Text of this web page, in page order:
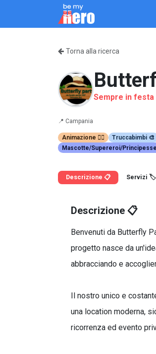
Passa al contenuto
Torna alla ricerca
Sempre in festa
📍 Campania
Animazione 🤹‍♂️ Truccabimbi 🎨
Mascotte/Supereroi/Principesse
Descrizione 📋 Servizi 🏷️
Descrizione 📋
Benvenuti da Butterfly
progetto nasce da
abbracciando e
Il nostro unico e
una location moderna,
ricorrenza ed evento